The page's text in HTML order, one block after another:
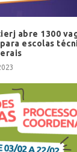
abre 1300
escolas